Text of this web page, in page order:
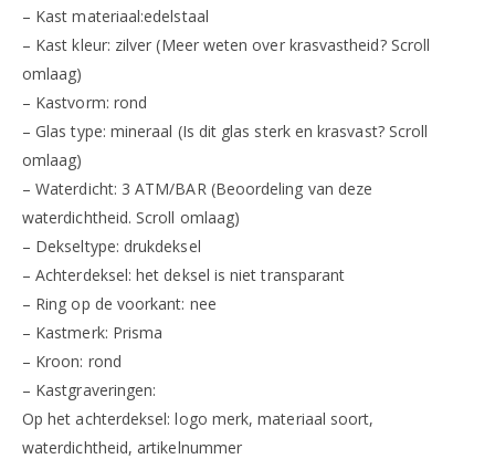
– Kast materiaal:edelstaal
– Kast kleur: zilver (Meer weten over krasvastheid? Scroll
omlaag)
– Kastvorm: rond
– Glas type: mineraal (Is dit glas sterk en krasvast? Scroll
omlaag)
– Waterdicht: 3 ATM/BAR (Beoordeling van deze
waterdichtheid. Scroll omlaag)
– Dekseltype: drukdeksel
– Achterdeksel: het deksel is niet transparant
– Ring op de voorkant: nee
– Kastmerk: Prisma
– Kroon: rond
– Kastgraveringen:
Op het achterdeksel: logo merk, materiaal soort,
waterdichtheid, artikelnummer